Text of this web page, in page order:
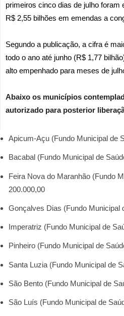
primeiros cinco dias de julho foram
R$ 2,55 bilhões em emendas a
Segundo a publicação, a cifra é
todo o ano até junho (R$ 1,77
alto empenhado para meses de
Abaixo os municípios
autorizado para posterior
Apicum-Açu (Fundo Municipal de
Bacabal (Fundo Municipal de
Feira Nova do Maranhão (Fundo
200.000,00
Gonçalves Dias (Fundo Municipal
Imperatriz (Fundo Municipal de
Pinheiro (Fundo Municipal de
Santa Luzia (Fundo Municipal de
São Bento (Fundo Municipal de
São Luís (Fundo Municipal de